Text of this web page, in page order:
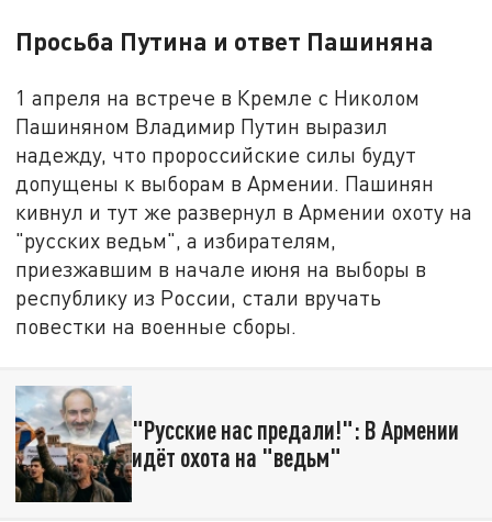
Просьба Путина и ответ Пашиняна
1 апреля на встрече в Кремле с Николом
Пашиняном Владимир Путин выразил
надежду, что пророссийские силы будут
допущены к выборам в Армении. Пашинян
кивнул и тут же развернул в Армении охоту на
"русских ведьм", а избирателям,
приезжавшим в начале июня на выборы в
республику из России, стали вручать
повестки на военные сборы.
"Русские нас предали!": В Армении
идёт охота на "ведьм"